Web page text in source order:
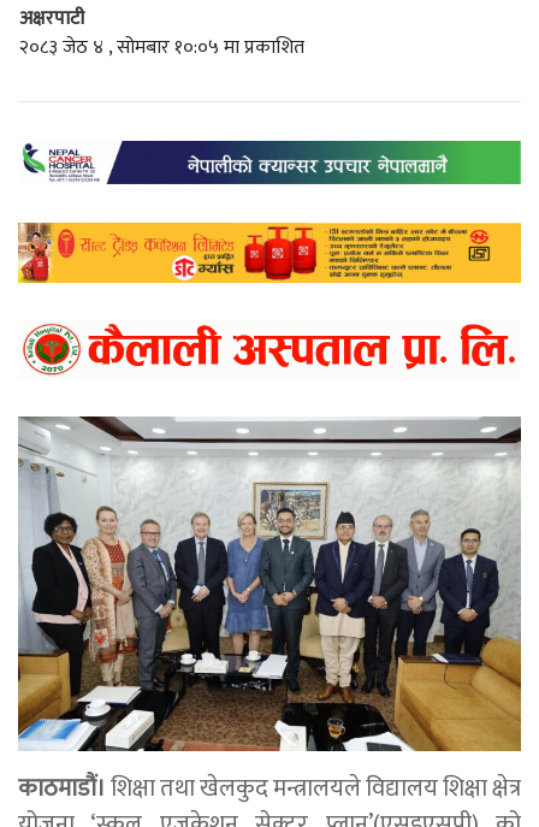
अक्षरपाटी
२०८३ जेठ ४ , सोमबार १०:०५ मा प्रकाशित
काठमाडौं।शिक्षा तथा खेलकुद मन्त्रालयले विद्यालय शिक्षा क्षेत्र